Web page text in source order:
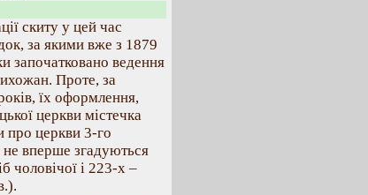
скиту у цей час
за якими вже з 1879
започатковано ведення
Проте, за
їх оформлення,
церкви містечка
про церкви 3-го
не вперше згадуються
чоловічої і 223-х –